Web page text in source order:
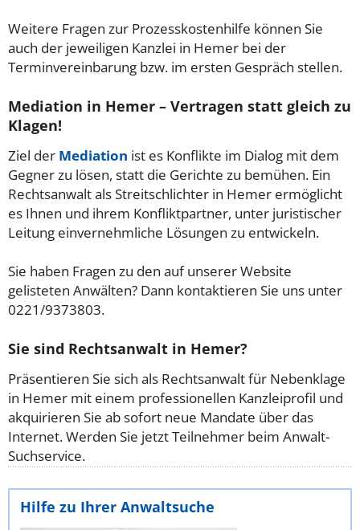
Weitere Fragen zur Prozesskostenhilfe können Sie
auch der jeweiligen Kanzlei in Hemer bei der
Terminvereinbarung bzw. im ersten Gespräch stellen.
Mediation in Hemer – Vertragen statt gleich zu
Klagen!
Ziel der Mediation ist es Konflikte im Dialog mit dem
Gegner zu lösen, statt die Gerichte zu bemühen. Ein
Rechtsanwalt als Streitschlichter in Hemer ermöglicht
es Ihnen und ihrem Konfliktpartner, unter juristischer
Leitung einvernehmliche Lösungen zu entwickeln.
Sie haben Fragen zu den auf unserer Website
gelisteten Anwälten? Dann kontaktieren Sie uns unter
0221/9373803.
Sie sind Rechtsanwalt in Hemer?
Präsentieren Sie sich als Rechtsanwalt für Nebenklage
in Hemer mit einem professionellen Kanzleiprofil und
akquirieren Sie ab sofort neue Mandate über das
Internet. Werden Sie jetzt Teilnehmer beim Anwalt-
Suchservice.
Hilfe zu Ihrer Anwaltsuche